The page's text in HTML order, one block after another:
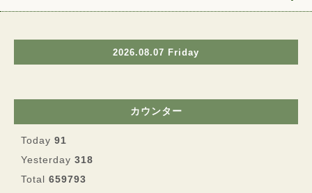
2026.08.07 Friday
カウンター
Today 91
Yesterday 318
Total 659793